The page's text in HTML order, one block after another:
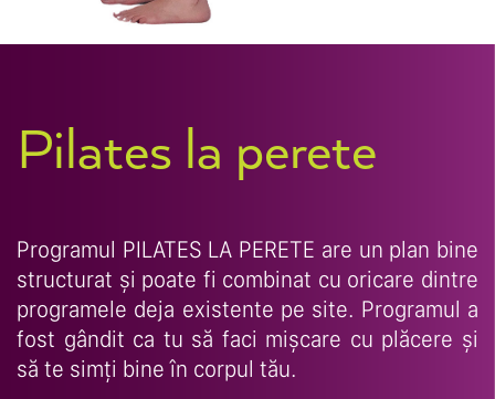
Pilates la perete
Programul PILATES LA PERETE are un plan bine
structurat și poate fi combinat cu oricare dintre
programele deja existente pe site. Programul a
fost gândit ca tu să faci mișcare cu plăcere și
să te simți bine în corpul tău.